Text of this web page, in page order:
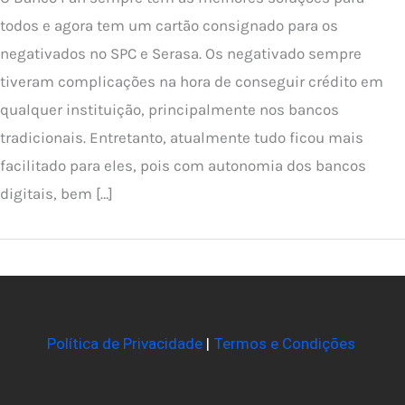
todos e agora tem um cartão consignado para os
negativados no SPC e Serasa. Os negativado sempre
tiveram complicações na hora de conseguir crédito em
qualquer instituição, principalmente nos bancos
tradicionais. Entretanto, atualmente tudo ficou mais
facilitado para eles, pois com autonomia dos bancos
digitais, bem […]
Política de Privacidade| Termos e Condições